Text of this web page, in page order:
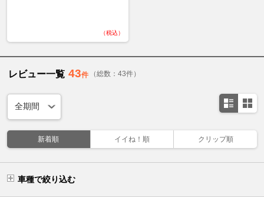
（税込）
レビュー一覧 43件 （総数：43件）
新着順 イイね！順 クリップ順
車種で絞り込む